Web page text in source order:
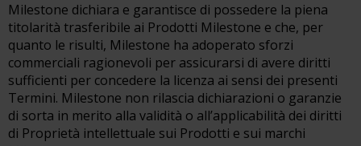
Milestone dichiara e garantisce di possedere la piena
titolarità trasferibile ai Prodotti Milestone e che, per
quanto le risulti, Milestone ha adoperato sforzi
commerciali ragionevoli per assicurarsi di avere diritti
sufficienti per concedere la licenza ai sensi dei presenti
Termini. Milestone non rilascia dichiarazioni o garanzie
di sorta in merito alla validità o all’applicabilità dei diritti
di Proprietà intellettuale sui Prodotti e sui marchi